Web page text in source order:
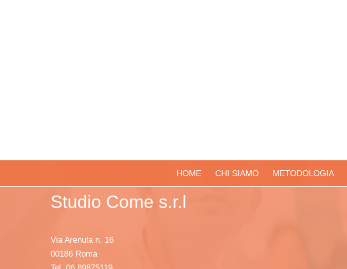
HOME CHI SIAMO METODOLOGIA
Studio Come s.r.l
Via Arenula n. 16
00186 Roma